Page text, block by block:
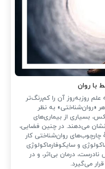
با روان
روزبه‌روز آن را کم‌رنگ‌تر
«روان‌شناختی» به نظر
بسیاری از بیماری‌های
می‌دهند. در چنین فضایی،
چارچوب‌های روان‌شناختی کار
و سایکوفارماکولوژی
درمان بی‌اثر، و در
می‌گیرد.